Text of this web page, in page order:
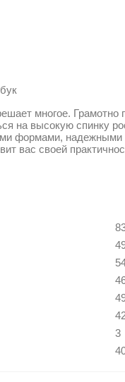
многое.
на высокую спинку
формами,
вас своей
3